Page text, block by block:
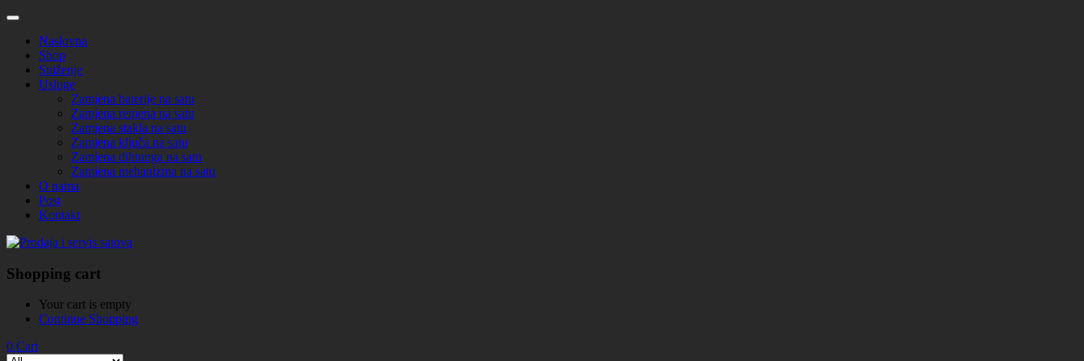
Naslovna
Shop
Sniženje
Usluge
Zamjena baterije na satu
Zamjena remena na satu
Zamjena stakla na satu
Zamjena ključa na satu
Zamjena dihtunga na satu
Zamjena mehanizma na satu
O nama
Post
Kontakt
Shopping cart
Your cart is empty
Continue Shopping
0 Cart